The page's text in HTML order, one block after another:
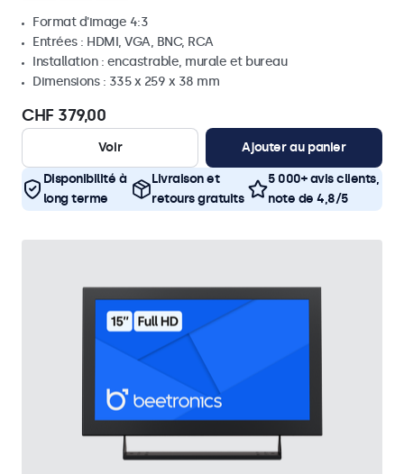
Format d'image 4:3
Entrées : HDMI, VGA, BNC, RCA
Installation : encastrable, murale et bureau
Dimensions : 335 x 259 x 38 mm
CHF 379,00
Voir Ajouter au panier
Disponibilité à
long terme
Livraison et
retours gratuits
5 000+ avis clients,
note de 4,8/5